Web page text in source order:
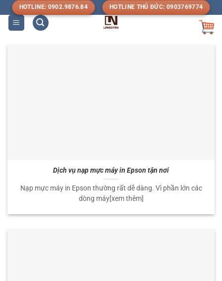
qua
nội
HOTLINE: 0902.9876.84 HOTLINE THỦ ĐỨC: 0903769774
Dịch vụ nạp mực máy in Epson tận nơi
Nạp mực máy in Epson thường rất dễ dàng. Vì phần lớn các
dòng máy[xem thêm]